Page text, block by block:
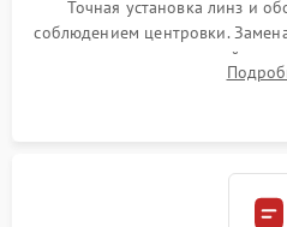
Точная установка линз и
соблюдением центровки.
нанесение влагозащитной
и заполнение его